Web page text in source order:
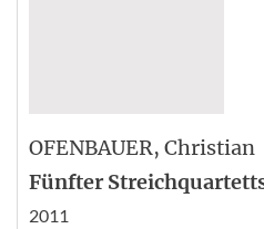
OFENBAUER, Christian
Fünfter
2011